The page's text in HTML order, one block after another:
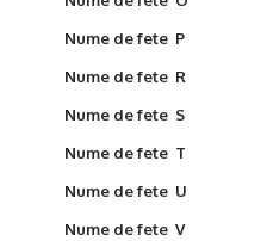
Nume de fete P
Nume de fete R
Nume de fete S
Nume de fete T
Nume de fete U
Nume de fete V